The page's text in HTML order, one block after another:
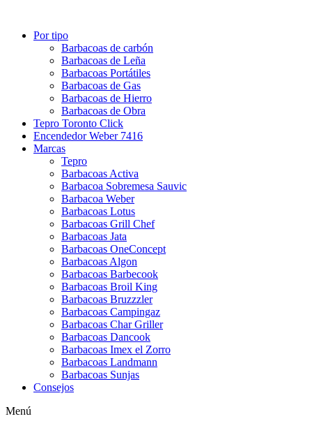
Por tipo
Barbacoas de carbón
Barbacoas de Leña
Barbacoas Portátiles
Barbacoas de Gas
Barbacoas de Hierro
Barbacoas de Obra
Tepro Toronto Click
Encendedor Weber 7416
Marcas
Tepro
Barbacoas Activa
Barbacoa Sobremesa Sauvic
Barbacoa Weber
Barbacoas Lotus
Barbacoas Grill Chef
Barbacoas Jata
Barbacoas OneConcept
Barbacoas Algon
Barbacoas Barbecook
Barbacoas Broil King
Barbacoas Bruzzzler
Barbacoas Campingaz
Barbacoas Char Griller
Barbacoas Dancook
Barbacoas Imex el Zorro
Barbacoas Landmann
Barbacoas Sunjas
Consejos
Menú